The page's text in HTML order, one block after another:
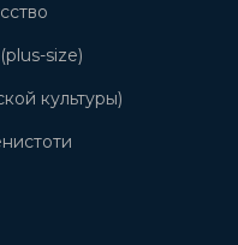
size)
культуры)